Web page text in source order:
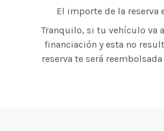
El importe de la reserva
Tranquilo, si tu vehículo va
financiación y esta no
reserva te será